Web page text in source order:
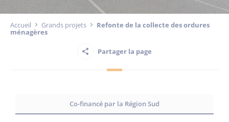
Entreprise
Habitant
Accueil Grands projets Refonte de la collecte des ordures
ménagères
Partager la page
Co-financé par la Région Sud
Maison France Services